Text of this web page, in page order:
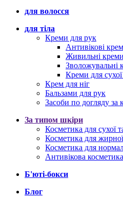
для волосся
для тіла
Креми для рук
Антивікові
Живильні
Зволожувальні
Креми для
Крем для ніг
Бальзами для рук
Засоби по догляду за
За типом шкіри
Косметика для сухої
Косметика для
Косметика для
Антивікова косметика
Б'юті-бокси
Блог